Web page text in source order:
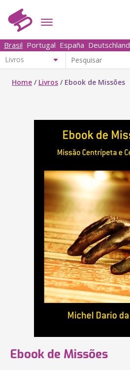
Brasil Portugal España Deutschland
Home / Livros / Ebook de Missões
Ebook de Missões